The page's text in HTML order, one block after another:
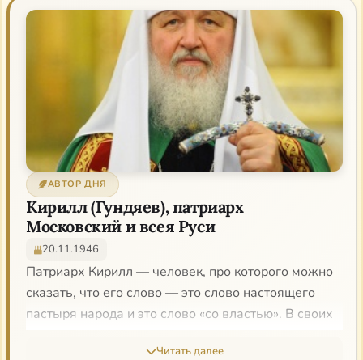
АВТОР ДНЯ
Кирилл (Гундяев), патриарх
Московский и всея Руси
20.11.1946
Патриарх Кирилл — человек, про которого можно
сказать, что его слово — это слово настоящего
пастыря народа и это слово «со властью». В своих
так, что становится понятно: вопросы веры им
Читать далее